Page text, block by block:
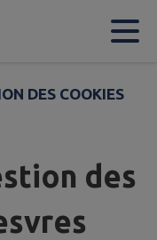
DES COOKIES
des